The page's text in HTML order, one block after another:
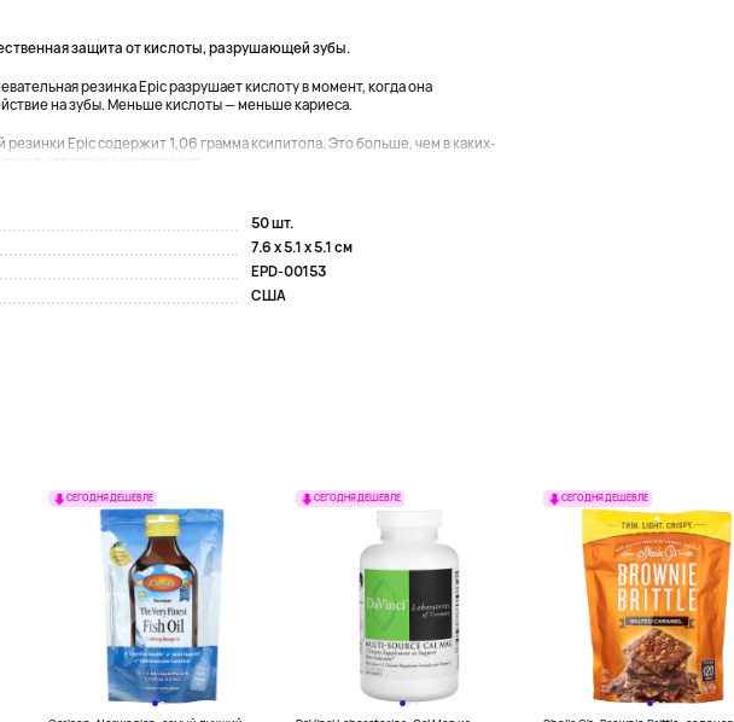
защита от кислоты, разрушающей зубы.
резинка Epic разрушает кислоту в момент, когда она
на зубы. Меньше кислоты — меньше кариеса.
Epic содержит 1,06 грамма ксилитола. Это больше, чем в каких-
что кариес не застанет...
50 шт.
7.6 x 5.1 x 5.1 см
EPD-00153
США
СЕГОДНЯ ДЕШЕВЛЕ СЕГОДНЯ ДЕШЕВЛЕ СЕГОДНЯ ДЕШЕВЛЕ